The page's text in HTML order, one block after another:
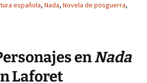
española, Nada, Novela de posguerra,
enNada
Laforet